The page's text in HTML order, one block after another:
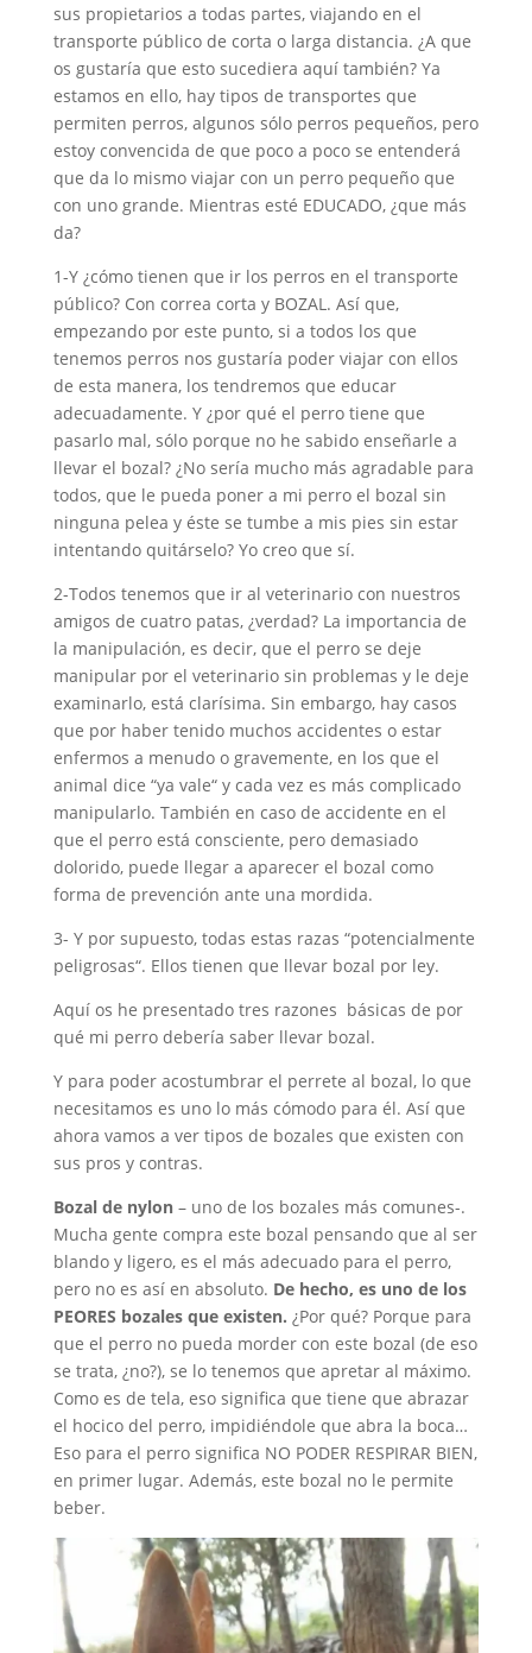
sus propietarios a todas partes, viajando en el
transporte público de corta o larga distancia. ¿A que
os gustaría que esto sucediera aquí también? Ya
estamos en ello, hay tipos de transportes que
permiten perros, algunos sólo perros pequeños, pero
estoy convencida de que poco a poco se entenderá
que da lo mismo viajar con un perro pequeño que
con uno grande. Mientras esté EDUCADO, ¿que más
da?
1-Y ¿cómo tienen que ir los perros en el transporte
público? Con correa corta y BOZAL. Así que,
empezando por este punto, si a todos los que
tenemos perros nos gustaría poder viajar con ellos
de esta manera, los tendremos que educar
adecuadamente. Y ¿por qué el perro tiene que
pasarlo mal, sólo porque no he sabido enseñarle a
llevar el bozal? ¿No sería mucho más agradable para
todos, que le pueda poner a mi perro el bozal sin
ninguna pelea y éste se tumbe a mis pies sin estar
intentando quitárselo? Yo creo que sí.
2-Todos tenemos que ir al veterinario con nuestros
amigos de cuatro patas, ¿verdad? La importancia de
la manipulación, es decir, que el perro se deje
manipular por el veterinario sin problemas y le deje
examinarlo, está clarísima. Sin embargo, hay casos
que por haber tenido muchos accidentes o estar
enfermos a menudo o gravemente, en los que el
animal dice “ya vale“ y cada vez es más complicado
manipularlo. También en caso de accidente en el
que el perro está consciente, pero demasiado
dolorido, puede llegar a aparecer el bozal como
forma de prevención ante una mordida.
3- Y por supuesto, todas estas razas “potencialmente
peligrosas“. Ellos tienen que llevar bozal por ley.
Aquí os he presentado tres razones básicas de por
qué mi perro debería saber llevar bozal.
Y para poder acostumbrar el perrete al bozal, lo que
necesitamos es uno lo más cómodo para él. Así que
ahora vamos a ver tipos de bozales que existen con
sus pros y contras.
Bozal de nylon– uno de los bozales más comunes-.
Mucha gente compra este bozal pensando que al ser
blando y ligero, es el más adecuado para el perro,
pero no es así en absoluto. De hecho, es uno de los
PEORES bozales que existen. ¿Por qué? Porque para
que el perro no pueda morder con este bozal (de eso
se trata, ¿no?), se lo tenemos que apretar al máximo.
Como es de tela, eso significa que tiene que abrazar
el hocico del perro, impidiéndole que abra la boca…
Eso para el perro significa NO PODER RESPIRAR BIEN,
en primer lugar. Además, este bozal no le permite
beber.